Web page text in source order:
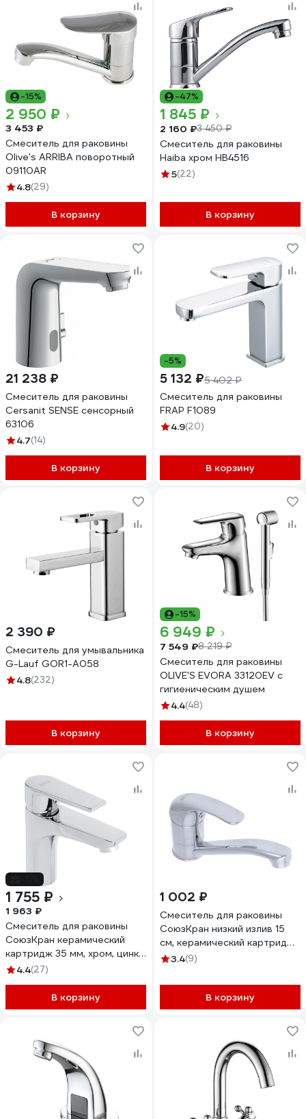
-15%
2 950 ₽
3 453 ₽
Смеситель для раковины
Olive's ARRIBA поворотный
09110AR
4.8(29)
В корзину
-47%
1 845 ₽
2 160 ₽3 450 ₽
Смеситель для раковины
Haiba хром HB4516
5(22)
В корзину
21 238 ₽
Смеситель для раковины
Cersanit SENSE сенсорный
63106
4.7(14)
В корзину
-5%
5 132 ₽5 402 ₽
Смеситель для раковины
FRAP F1089
4.9(20)
В корзину
2 390 ₽
Смеситель для умывальника
G-Lauf GOR1-A058
4.8(232)
В корзину
-15%
6 949 ₽
7 549 ₽8 219 ₽
Смеситель для раковины
OLIVE'S EVORA 33120EV с
гигиеническим душем
4.4(48)
В корзину
1 755 ₽
1 963 ₽
Смеситель для раковины
СоюзКран керамический
картридж 35 мм, хром, цинк
SK02-M105 567-081
4.4(27)
В корзину
1 002 ₽
Смеситель для раковины
СоюзКран низкий излив 15
см, керамический картридж
40 мм., хром, цинк SK02-I120
3.4(9)
В корзину